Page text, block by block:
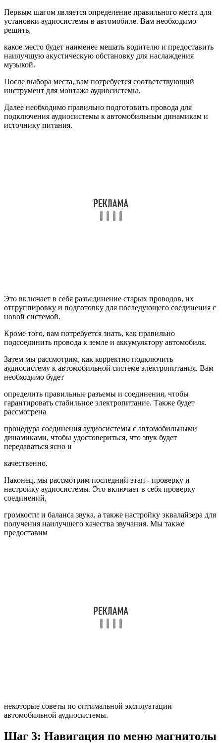
Первым шагом является определение правильного места для
установки аудиосистемы в автомобиле. Вам необходимо
решить,
какое место будет наименее мешать водителю и предоставить
наилучшую акустическую обстановку для наслаждения
музыкой.
После выбора места, вам потребуется соответствующий
инструмент для монтажа аудиосистемы.
Далее необходимо правильно подготовить провода для
подключения аудиосистемы к автомобильным динамикам и
источнику питания.
Это включает в себя разъединение старых проводов, их
отгруппировку и подготовку для последующего соединения с
новой системой.
Кроме того, вам потребуется знать, как правильно
подсоединить провода к земле и аккумулятору автомобиля.
Затем мы рассмотрим, как корректно подключить
аудиосистему к автомобильной системе электропитания. Вам
необходимо будет
определить правильные разъемы и соединения, чтобы
гарантировать стабильное электропитание. Также будет
рассмотрена
процедура соединения аудиосистемы с автомобильными
динамиками, чтобы удостовериться, что звук будет
передаваться ясно и
качественно.
Наконец, мы рассмотрим последний этап - проверку и
настройку аудиосистемы. Это включает в себя проверку
соединений,
громкости и баланса звука, а также настройку эквалайзера для
получения наилучшего качества звучания. Мы также
предоставим
некоторые советы по оптимальной эксплуатации
автомобильной аудиосистемы.
Шаг 3: Навигация по меню магнитолы